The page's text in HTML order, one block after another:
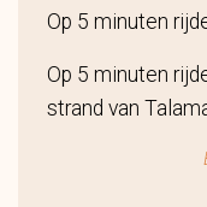
Op 5 minuten
Op 5 minuten
strand van